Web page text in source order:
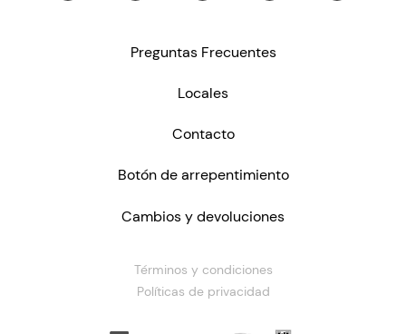
Preguntas Frecuentes
Locales
Contacto
Botón de arrepentimiento
Cambios y devoluciones
Términos y condiciones
Políticas de privacidad